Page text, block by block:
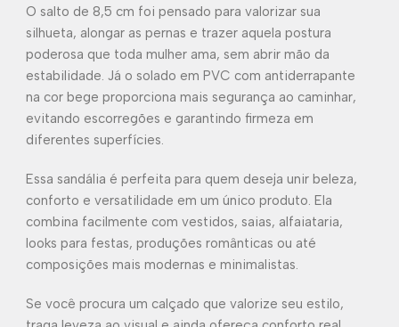
O salto de 8,5 cm foi pensado para valorizar sua
silhueta, alongar as pernas e trazer aquela postura
poderosa que toda mulher ama, sem abrir mão da
estabilidade. Já o solado em PVC com antiderrapante
na cor bege proporciona mais segurança ao caminhar,
evitando escorregões e garantindo firmeza em
diferentes superfícies.
Essa sandália é perfeita para quem deseja unir beleza,
conforto e versatilidade em um único produto. Ela
combina facilmente com vestidos, saias, alfaiataria,
looks para festas, produções românticas ou até
composições mais modernas e minimalistas.
Se você procura um calçado que valorize seu estilo,